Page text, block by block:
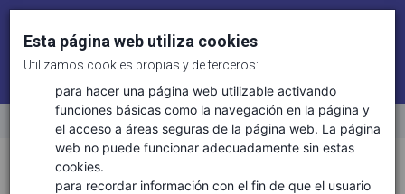
Sectores Ciencias de la vida
Esta página web utiliza cookies
Utilizamos cookies propias y de terceros:
para hacer una página web utilizable activando
funciones básicas como la navegación en la página y
el acceso a áreas seguras de la página web. La página
web no puede funcionar adecuadamente sin estas
cookies.
para recordar información con el fin de que el usuario